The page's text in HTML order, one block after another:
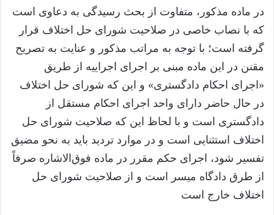
در ماده مذکور، متفاوت از بحث رسیدگی به دعاوی است
که با نصاب خاصی در صلاحیت شورای حل اختلاف قرار
گرفته است؛ با توجه به مراتب مذکور و عنایت به تصریح
مقنن در این ماده مبنی بر اجرای اجراییه از طریق
«اجرای احکام دادگستری» و این که شورای حل اختلاف
در حال حاضر دارای واحد اجرای احکام مستقل از
دادگستری است و با لحاظ این که صلاحیت شورای حل
اختلاف استثنایی است و در موارد تردید باید به نحو مضیق
تفسیر شود، اجرای حکم مقرر در ماده فوق‌الاشاره صرفاً
از طرق دادگاه میسر است و از صلاحیت شورای حل
اختلاف خارج است